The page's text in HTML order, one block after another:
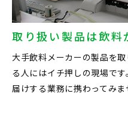
取り扱い製品は飲料
大手飲料メーカーの製品を
る人にはイチ押しの現場で
届けする業務に携わってみま